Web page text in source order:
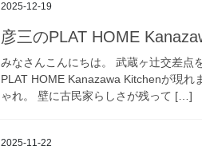
2025-12-19
彦三のPLAT HOME
みなさんこんにちは。 武蔵ヶ辻交差点
PLAT HOME Kanazawa Kitchenが現れ
ゃれ。 壁に古民家らしさが残って […]
2025-11-22